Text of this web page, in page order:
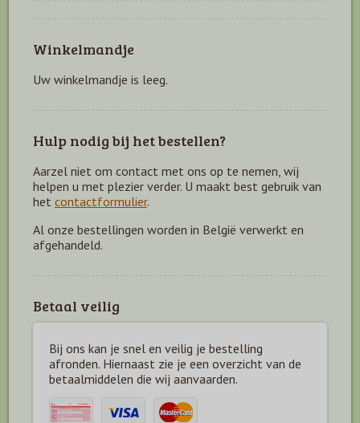
Winkelmandje
Uw winkelmandje is leeg.
Hulp nodig bij het bestellen?
Aarzel niet om contact met ons op te nemen, wij
helpen u met plezier verder. U maakt best gebruik van
het contactformulier.
Al onze bestellingen worden in België verwerkt en
afgehandeld.
Betaal veilig
Bij ons kan je snel en veilig je bestelling
afronden. Hiernaast zie je een overzicht van de
betaalmiddelen die wij aanvaarden.